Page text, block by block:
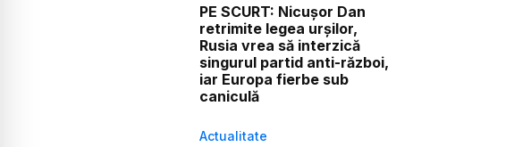
PE SCURT: Nicușor Dan
retrimite legea urșilor,
Rusia vrea să interzică
singurul partid anti-război,
iar Europa fierbe sub
caniculă
Actualitate